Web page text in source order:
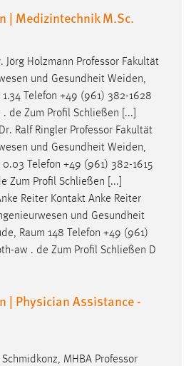
| Medizintechnik M.Sc.
Jörg Holzmann Professor Fakultät
und Gesundheit Weiden,
1.34 Telefon +49 (961) 382-1628
de Zum Profil Schließen [...]
Ralf Ringler Professor Fakultät
und Gesundheit Weiden,
0.03 Telefon +49 (961) 382-1615
Zum Profil Schließen [...]
Reiter Kontakt Anke Reiter
und Gesundheit
Raum 148 Telefon +49 (961)
aw . de Zum Profil Schließen D
| Physician Assistance -
MHBA Professor
und Social Media
zu können, werden von diesen
gesetzt.